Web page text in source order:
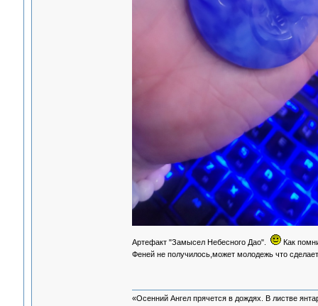
Артефакт "Замысел Небесного Дао".
Как
Феней не получилось,может молодежь что
«Осенний Ангел прячется в дождях. В листве